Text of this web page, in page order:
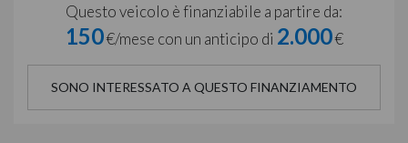
Questo veicolo è finanziabile a partire da:
150€/mese con un anticipo di 2.000€
SONO INTERESSATO A QUESTO FINANZIAMENTO